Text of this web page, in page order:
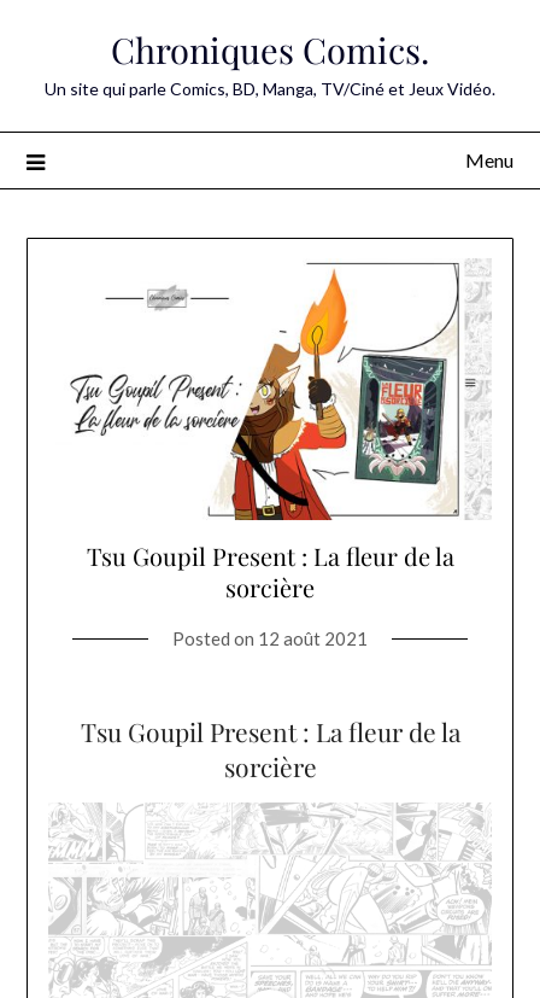
Chroniques Comics.
Un site qui parle Comics, BD, Manga, TV/Ciné et Jeux Vidéo.
Menu
Tsu Goupil Present : La fleur de la
sorcière
Posted on 12 août 2021
Tsu Goupil Present : La fleur de la
sorcière